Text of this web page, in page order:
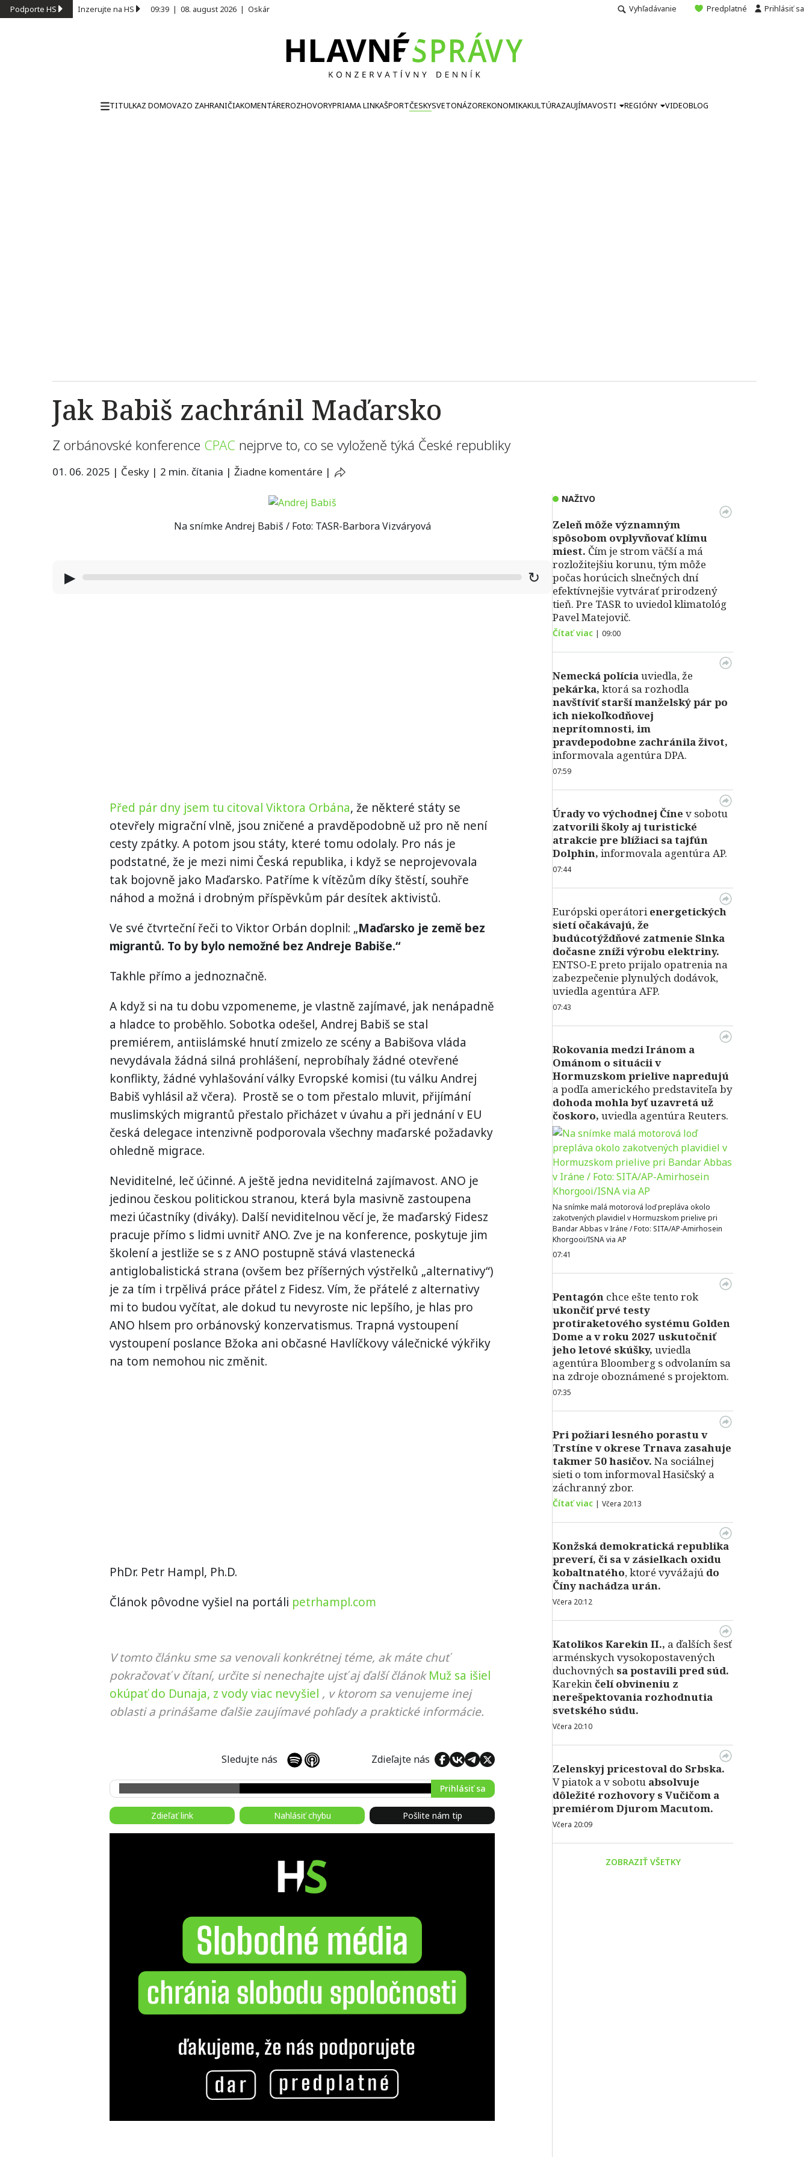
Podporte HS Inzerujte na HS 09:39 | 08. august 2026 | Oskár Vyhľadávanie Predplatné Prihlásiť sa
TITULKAZ DOMOVAZO ZAHRANIČIAKOMENTÁREROZHOVORYPRIAMA LINKAŠPORTČESKYSVETONÁZOREKONOMIKAKULTÚRAZAUJÍMAVOSTI REGIÓNY VIDEOBLOG
Jak Babiš zachránil Maďarsko
Z orbánovské konference CPAC nejprve to, co se vyloženě týká České republiky
01. 06. 2025 | Česky | 2 min. čítania | Žiadne komentáre |
Na snímke Andrej Babiš / Foto: TASR-Barbora Vizváryová
▶ ↻
Před pár dny jsem tu citoval Viktora Orbána, že některé státy se
otevřely migrační vlně, jsou zničené a pravděpodobně už pro ně není
cesty zpátky. A potom jsou státy, které tomu odolaly. Pro nás je
podstatné, že je mezi nimi Česká republika, i když se neprojevovala
tak bojovně jako Maďarsko. Patříme k vítězům díky štěstí, souhře
náhod a možná i drobným příspěvkům pár desítek aktivistů.
Ve své čtvrteční řeči to Viktor Orbán doplnil: „Maďarsko je země bez
migrantů. To by bylo nemožné bez Andreje Babiše.“
Takhle přímo a jednoznačně.
A když si na tu dobu vzpomeneme, je vlastně zajímavé, jak nenápadně
a hladce to proběhlo. Sobotka odešel, Andrej Babiš se stal
premiérem, antiislámské hnutí zmizelo ze scény a Babišova vláda
nevydávala žádná silná prohlášení, neprobíhaly žádné otevřené
konflikty, žádné vyhlašování války Evropské komisi (tu válku Andrej
Babiš vyhlásil až včera). Prostě se o tom přestalo mluvit, přijímání
muslimských migrantů přestalo přicházet v úvahu a při jednání v EU
česká delegace intenzivně podporovala všechny maďarské požadavky
ohledně migrace.
Neviditelné, leč účinné. A ještě jedna neviditelná zajímavost. ANO je
jedinou českou politickou stranou, která byla masivně zastoupena
mezi účastníky (diváky). Další neviditelnou věcí je, že maďarský Fidesz
pracuje přímo s lidmi uvnitř ANO. Zve je na konference, poskytuje jim
školení a jestliže se s z ANO postupně stává vlastenecká
antiglobalistická strana (ovšem bez příšerných výstřelků „alternativy“)
je za tím i trpělivá práce přátel z Fidesz. Vím, že přátelé z alternativy
mi to budou vyčítat, ale dokud tu nevyroste nic lepšího, je hlas pro
ANO hlsem pro orbánovský konzervatismus. Trapná vystoupení
vystoupení poslance Bžoka ani občasné Havlíčkovy válečnické výkřiky
na tom nemohou nic změnit.
PhDr. Petr Hampl, Ph.D.
Článok pôvodne vyšiel na portáli petrhampl.com
V tomto článku sme sa venovali konkrétnej téme, ak máte chuť
pokračovať v čítaní, určite si nenechajte ujsť aj ďalší článok Muž sa išiel
okúpať do Dunaja, z vody viac nevyšiel , v ktorom sa venujeme inej
oblasti a prinášame ďalšie zaujímavé pohľady a praktické informácie.
Sledujte nás Zdieľajte nás
Prihlásiť sa
Zdieľať link Nahlásiť chybu Pošlite nám tip
NAŽIVO
Zeleň môže významným
spôsobom ovplyvňovať klímu
miest. Čím je strom väčší a má
rozložitejšiu korunu, tým môže
počas horúcich slnečných dní
efektívnejšie vytvárať prirodzený
tieň. Pre TASR to uviedol klimatológ
Pavel Matejovič.
Čítať viac | 09:00
Nemecká políciauviedla, že
pekárka, ktorá sa rozhodla
navštíviť starší manželský pár po
ich niekoľkodňovej
neprítomnosti, im
pravdepodobne zachránila život,
informovala agentúra DPA.
07:59
Úrady vo východnej Číne v sobotu
zatvorili školy aj turistické
atrakcie pre blížiaci sa tajfún
Dolphin, informovala agentúra AP.
07:44
Európski operátorienergetických
sietí očakávajú, že
budúcotýždňové zatmenie Slnka
dočasne zníži výrobu elektriny.
ENTSO‑E preto prijalo opatrenia na
zabezpečenie plynulých dodávok,
uviedla agentúra AFP.
07:43
Rokovania medzi Iránom a
Ománom o situácii v
Hormuzskom prielive napredujú
a podľa amerického predstaviteľa by
dohoda mohla byť uzavretá už
čoskoro, uviedla agentúra Reuters.
Na snímke malá motorová loď prepláva okolo
zakotvených plavidiel v Hormuzskom prielive pri
Bandar Abbas v Iráne / Foto: SITA/AP-Amirhosein
Khorgooi/ISNA via AP
07:41
Pentagón chce ešte tento rok
ukončiť prvé testy
protiraketového systému Golden
Dome a v roku 2027 uskutočniť
jeho letové skúšky, uviedla
agentúra Bloomberg s odvolaním sa
na zdroje oboznámené s projektom.
07:35
Pri požiari lesného porastu v
Trstíne v okrese Trnava zasahuje
takmer 50 hasičov. Na sociálnej
sieti o tom informoval Hasičský a
záchranný zbor.
Čítať viac | Včera 20:13
Konžská demokratická republika
preverí, či sa v zásielkach oxidu
kobaltnatého, ktoré vyvážajú do
Číny nachádza urán.
Včera 20:12
Katolikos Karekin II., a ďalších šesť
arménskych vysokopostavených
duchovných sa postavili pred súd.
Karekinčelí obvineniu z
nerešpektovania rozhodnutia
svetského súdu.
Včera 20:10
Zelenskyj pricestoval do Srbska.
V piatok a v sobotu absolvuje
dôležité rozhovory s Vučičom a
premiérom Djurom Macutom.
Včera 20:09
ZOBRAZIŤ VŠETKY